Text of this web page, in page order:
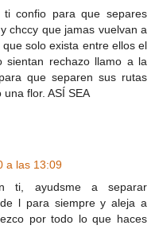
confio para que separes
chccy que jamas vuelvan a
solo exista entre ellos el
sientan rechazo llamo a la
que separen sus rutas
flor. ASÍ SEA
a las 13:09
ti, ayudsme a separar
l para siempre y aleja a
por todo lo que haces